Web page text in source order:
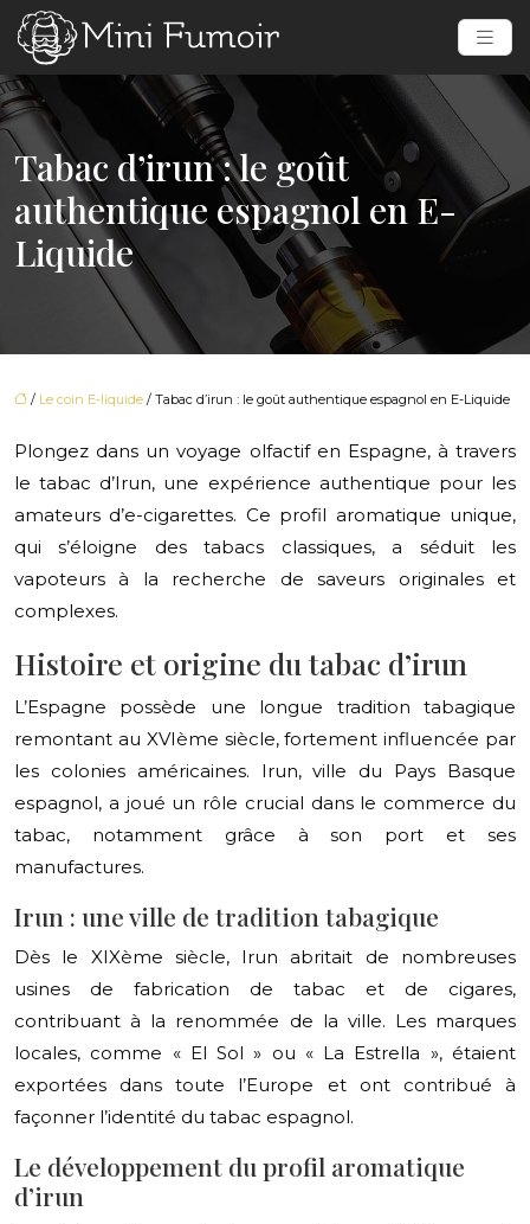
Tabac d’irun : le goût
authentique espagnol en E-
Liquide
/ Le coin E-liquide / Tabac d’irun : le goût authentique espagnol en E-Liquide
Plongez dans un voyage olfactif en Espagne, à travers
le tabac d’Irun, une expérience authentique pour les
amateurs d’e-cigarettes. Ce profil aromatique unique,
qui s’éloigne des tabacs classiques, a séduit les
vapoteurs à la recherche de saveurs originales et
complexes.
Histoire et origine du tabac d’irun
L’Espagne possède une longue tradition tabagique
remontant au XVIème siècle, fortement influencée par
les colonies américaines. Irun, ville du Pays Basque
espagnol, a joué un rôle crucial dans le commerce du
tabac, notamment grâce à son port et ses
manufactures.
Irun : une ville de tradition tabagique
Dès le XIXème siècle, Irun abritait de nombreuses
usines de fabrication de tabac et de cigares,
contribuant à la renommée de la ville. Les marques
locales, comme « El Sol » ou « La Estrella », étaient
exportées dans toute l’Europe et ont contribué à
façonner l’identité du tabac espagnol.
Le développement du profil aromatique
d’irun